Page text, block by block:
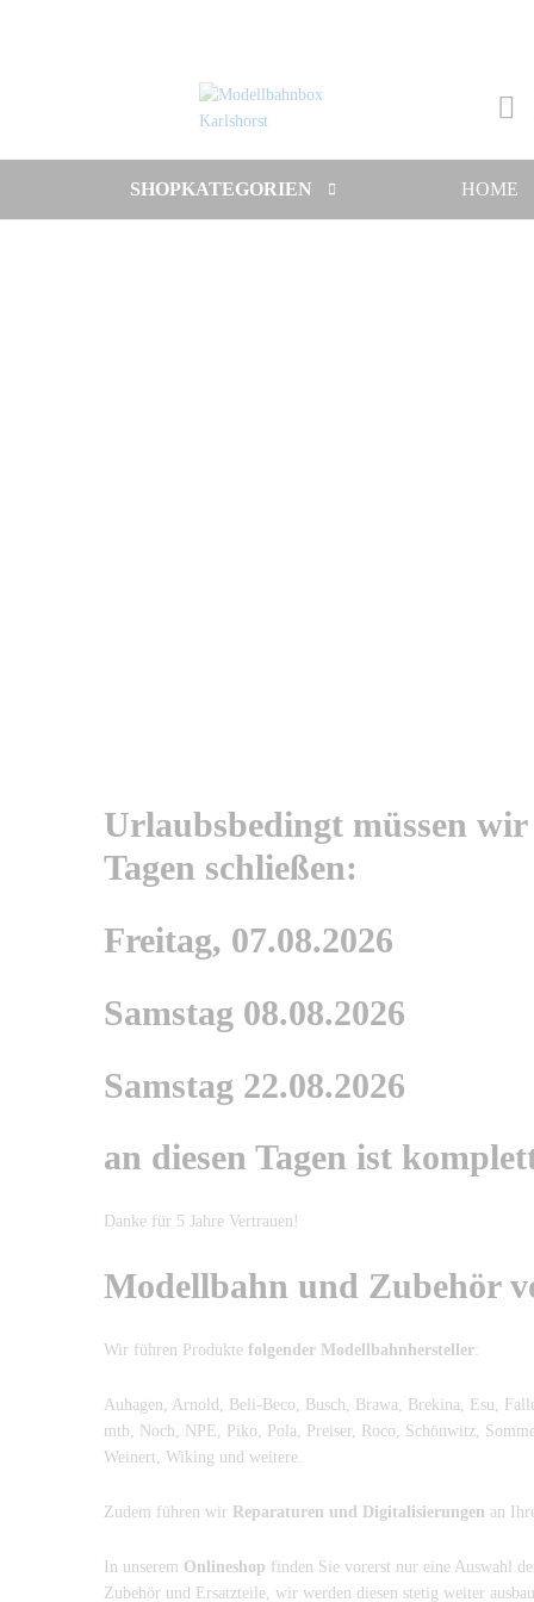
SHOPKATEGORIEN HOME
Urlaubsbedingt müssen wir
Tagen schließen:
Freitag, 07.08.2026
Samstag 08.08.2026
Samstag 22.08.2026
an diesen Tagen ist
Danke für 5 Jahre Vertrauen!
Modellbahn und Zubehör
Wir führen Produkte folgender Modellbahnhersteller:
Auhagen, Arnold, Beli-Beco, Busch, Brawa, Brekina, Esu,
mtb, Noch, NPE, Piko, Pola, Preiser, Roco, Schönwitz,
Weinert, Wiking und weitere.
Zudem führen wir Reparaturen und Digitalisierungen an
In unserem Onlineshop finden Sie vorerst nur eine Auswahl
Zubehör und Ersatzteile, wir werden diesen stetig weiter